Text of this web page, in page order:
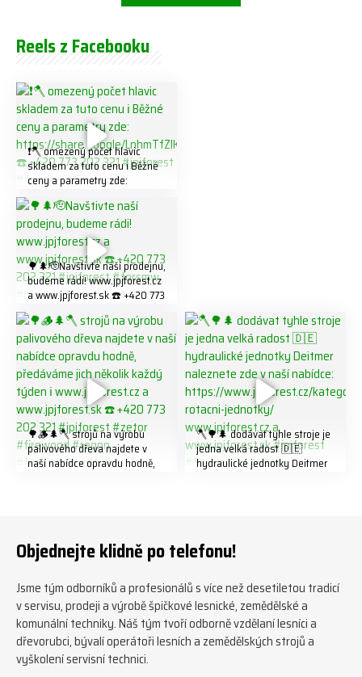
Reels z Facebooku
❗️🪓 omezený počet hlavic
skladem za tuto cenu ℹ️ Běžné
ceny a parametry zde:
https://share.google/LnhmTfZl
K8W5t7i6o ☎️ +420 773 202
321 #jpjforest #forsmw
#firewood #
🌳🌲🫡Navštivte naší prodejnu,
budeme rádi! www.jpjforest.cz
a www.jpjforest.sk ☎️ +420 773
202 321 #jpjforest #forsmw
#biojack #regon #vahvajussi
🌳🪵🌲🪓 strojů na výrobu
palivového dřeva najdete v
naší nabídce opravdu hodně,
#firewoodproduction
🪓🌳🌲 dodávat tyhle stroje je
jedna velká radost 🇩🇪
hydraulické jednotky Deitmer
#firewood #deitmer
Objednejte klidně po telefonu!
Jsme tým odborníků a profesionálů s více než desetiletou tradicí
v servisu, prodeji a výrobě špičkové lesnické, zemědělské a
komunální techniky. Náš tým tvoří odborně vzdělaní lesníci a
dřevorubci, bývalí operátoři lesních a zemědělských strojů a
vyškolení servisní technici.